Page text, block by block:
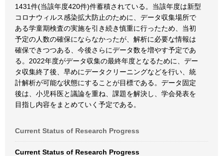
1431件(当該年度420件)件蓄積されている。当該年度は新型
コロナウィルス感染拡大防止のために、データ収集場所で
ある学童期検査の実施を引き続き慎重に行ったため、当初
予定の人数の確保にならなかったが、解析に必要な情報は
確保できつつある、今後さらにデータ数を増やす予定であ
る。2022年度がデータ収集の最終年度となるために、デー
タ収集終了後、早めにデータクリーニングなどを行い、統
計解析が可能な状態にすることが目標である。データ固定
後は、小児科医と議論を重ね、課題を解決し、学会発表を
目指し内容をまとめていく予定である。
Current Status of Research Progress
Current Status of Research Progress